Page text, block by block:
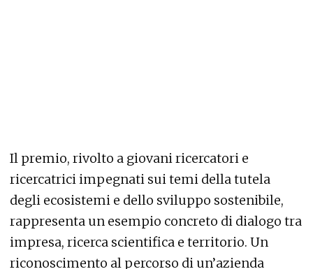
Il premio, rivolto a giovani ricercatori e
ricercatrici impegnati sui temi della tutela
degli ecosistemi e dello sviluppo sostenibile,
rappresenta un esempio concreto di dialogo tra
impresa, ricerca scientifica e territorio. Un
riconoscimento al percorso di un’azienda